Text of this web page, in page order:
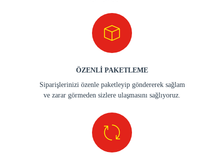
ÖZENLİ PAKETLEME
Siparişlerinizi özenle paketleyip göndererek sağlam
ve zarar görmeden sizlere ulaşmasını sağlıyoruz.